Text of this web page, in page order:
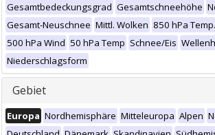
Gesamtbedeckungsgrad Gesamtschneehöhe
Gesamt-Neuschnee Mittl. Wolken 850 hPa
500 hPa Wind 50 hPa Temp Schnee/Eis
Niederschlagsform
Gebiet
Europa Nordhemisphäre Mitteleuropa Alpen